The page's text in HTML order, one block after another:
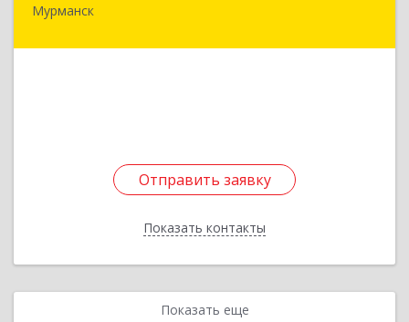
Мурманск
Отправить заявку
Показать контакты
183038, Мурманская обл, Мурманск г, Ленина
Отправить заявку
Назад
Показать еще